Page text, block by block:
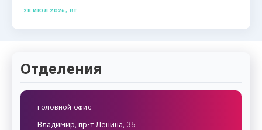
28 ИЮЛ 2026, ВТ
Отделения
ГОЛОВНОЙ ОФИС
Владимир, пр-т Ленина, 35